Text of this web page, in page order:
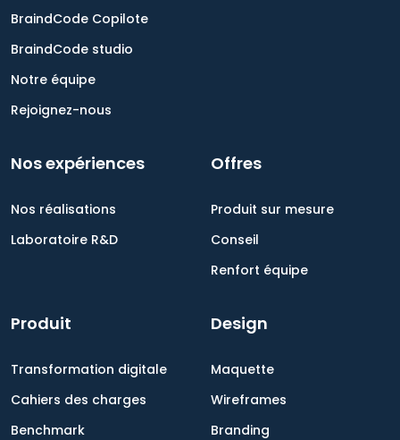
BraindCode Copilote
BraindCode studio
Notre équipe
Rejoignez-nous
Nos expériences
Nos réalisations
Laboratoire R&D
Offres
Produit sur mesure
Conseil
Renfort équipe
Produit
Transformation digitale
Cahiers des charges
Benchmark
Design
Maquette
Wireframes
Branding